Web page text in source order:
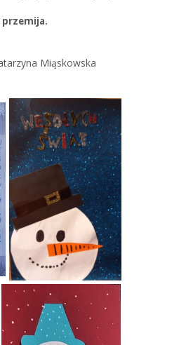
przemija.
Miąskowska